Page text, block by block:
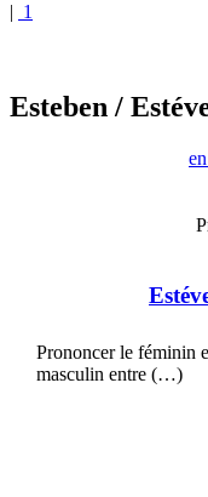
| 1
Esteben /
Prononcer le féminin
masculin entre (…)